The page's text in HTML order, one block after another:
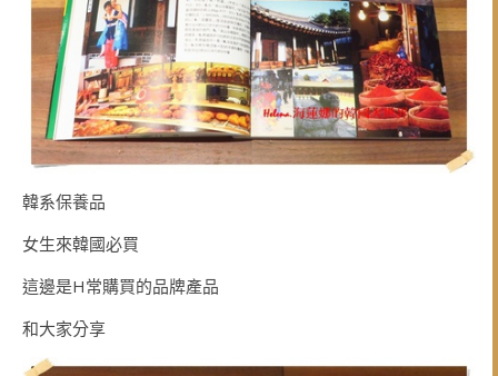
韓系保養品
女生來韓國必買
這邊是H常購買的品牌產品
和大家分享